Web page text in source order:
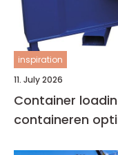
inspiration
11. July 2026
Container
containeren